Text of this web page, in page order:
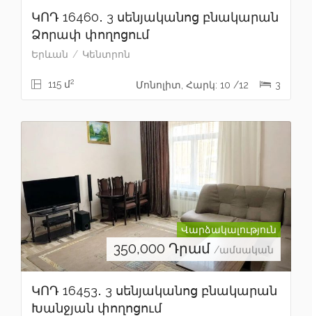
ԿՈԴ 16460․ 3 սենյականոց բնակարան
Ձորափ փողոցում
Երևան Կենտրոն
115 մ2 Մոնոլիտ, Հարկ: 10 /12 3
Վարձակալություն
350,000 Դրամ /ամսական
ԿՈԴ 16453․ 3 սենյականոց բնակարան
Խանջյան փողոցում